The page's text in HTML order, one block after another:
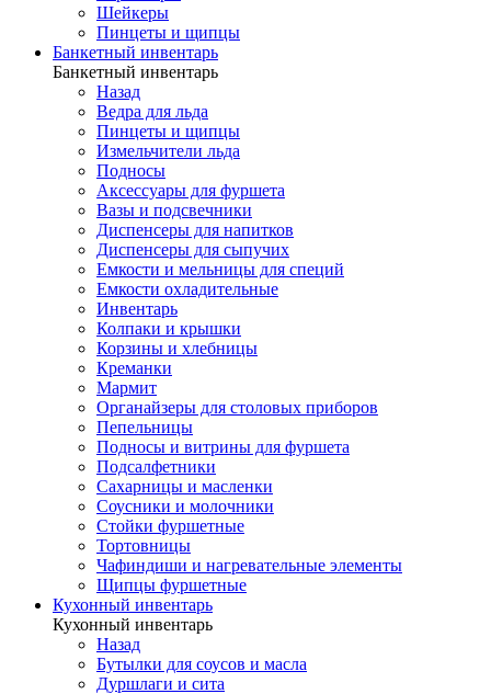
Шейкеры
Пинцеты и щипцы
Банкетный инвентарь
Банкетный инвентарь
Назад
Ведра для льда
Пинцеты и щипцы
Измельчители льда
Подносы
Аксессуары для фуршета
Вазы и подсвечники
Диспенсеры для напитков
Диспенсеры для сыпучих
Емкости и мельницы для специй
Емкости охладительные
Инвентарь
Колпаки и крышки
Корзины и хлебницы
Креманки
Мармит
Органайзеры для столовых приборов
Пепельницы
Подносы и витрины для фуршета
Подсалфетники
Сахарницы и масленки
Соусники и молочники
Стойки фуршетные
Тортовницы
Чафиндиши и нагревательные элементы
Щипцы фуршетные
Кухонный инвентарь
Кухонный инвентарь
Назад
Бутылки для соусов и масла
Дуршлаги и сита